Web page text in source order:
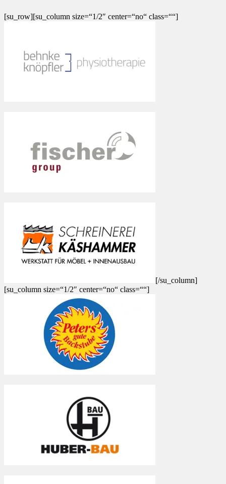
[su_row][su_column size=“1/2″ center=“no“ class=““]
[/su_column]
[su_column size=“1/2″ center=“no“ class=““]